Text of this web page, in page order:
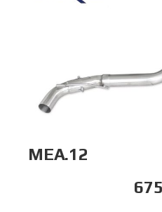
MEA.12